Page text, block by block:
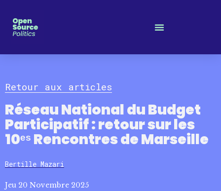
Retour aux articles
Réseau National du Budget
Participatif : retour sur les
10ᵉˢ Rencontres de Marseille
Bertille Mazari
Jeu 20 Novembre 2025